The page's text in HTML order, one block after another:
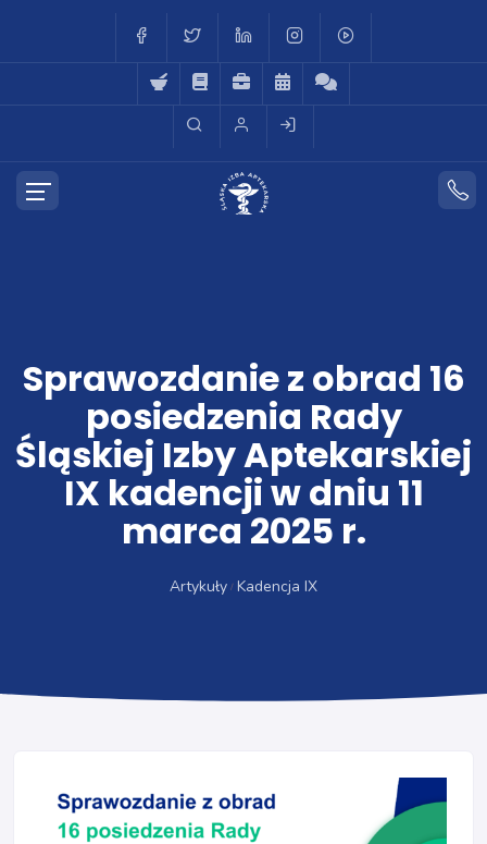
Sprawozdanie z obrad 16
posiedzenia Rady
Śląskiej Izby Aptekarskiej
IX kadencji w dniu 11
marca 2025 r.
Artykuły Kadencja IX